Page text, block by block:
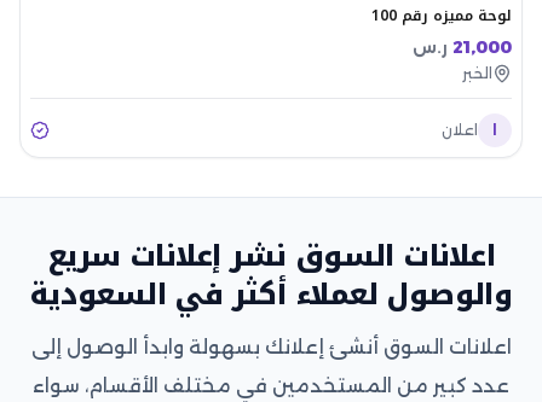
لوحة مميزه رقم 100
21,000 ر.س
الخبر
اعلان
اعلانات السوق نشر إعلانات سريع
والوصول لعملاء أكثر في السعودية
اعلانات السوق أنشئ إعلانك بسهولة وابدأ الوصول إلى
عدد كبير من المستخدمين في مختلف الأقسام، سواء